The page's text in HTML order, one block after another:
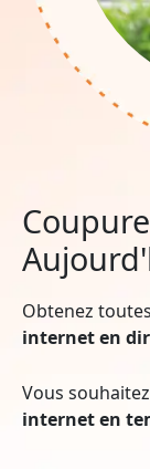
Obtenez
internet en
Vous
internet en